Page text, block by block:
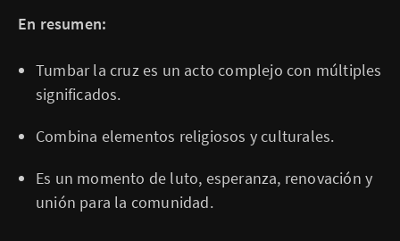
En resumen:
Tumbar la cruz es un acto complejo con múltiples
significados.
Combina elementos religiosos y culturales.
Es un momento de luto, esperanza, renovación y
unión para la comunidad.